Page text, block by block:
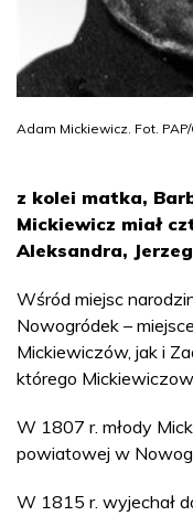
Adam Mickiewicz. Fot.
z kolei matka,
Mickiewicz miał
Aleksandra,
Wśród miejsc
Nowogródek –
Mickiewiczów, jak i
którego
W 1807 r. młody
powiatowej w
W 1815 r. wyjechał